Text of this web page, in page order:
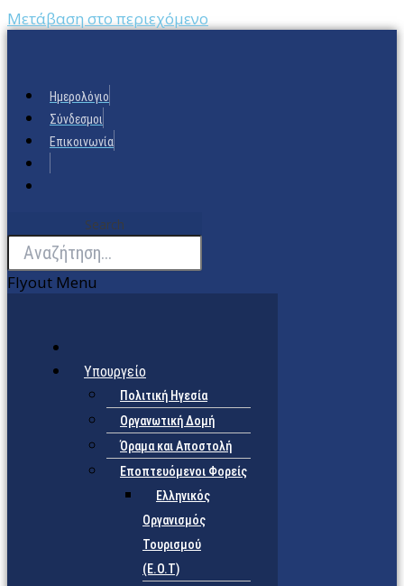
Μετάβαση στο περιεχόμενο
Ημερολόγιο
Σύνδεσμοι
Επικοινωνία
Search
Flyout Menu
Υπουργείο
Πολιτική Ηγεσία
Οργανωτική Δομή
Όραμα και Αποστολή
Εποπτευόμενοι Φορείς
Eλληνικός
Οργανισμός
Τουρισμού
(Ε.Ο.Τ)